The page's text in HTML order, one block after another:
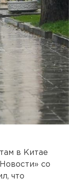
в Китае
со
что